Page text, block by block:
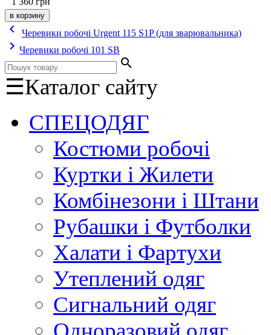
keyboard_arrow_left Черевики робочі Urgent 115 S1P (для зварювальника)
keyboard_arrow_right Черевики робочі 101 SB
search
☰Каталог сайту
СПЕЦОДЯГ
Костюми робочі
Куртки і Жилети
Комбінезони і Штани
Рубашки і Футболки
Халати і Фартухи
Утеплений одяг
Сигнальний одяг